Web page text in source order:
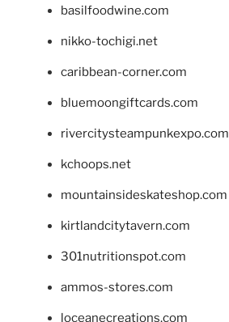
basilfoodwine.com
nikko-tochigi.net
caribbean-corner.com
bluemoongiftcards.com
rivercitysteampunkexpo.com
kchoops.net
mountainsideskateshop.com
kirtlandcitytavern.com
301nutritionspot.com
ammos-stores.com
loceanecreations.com